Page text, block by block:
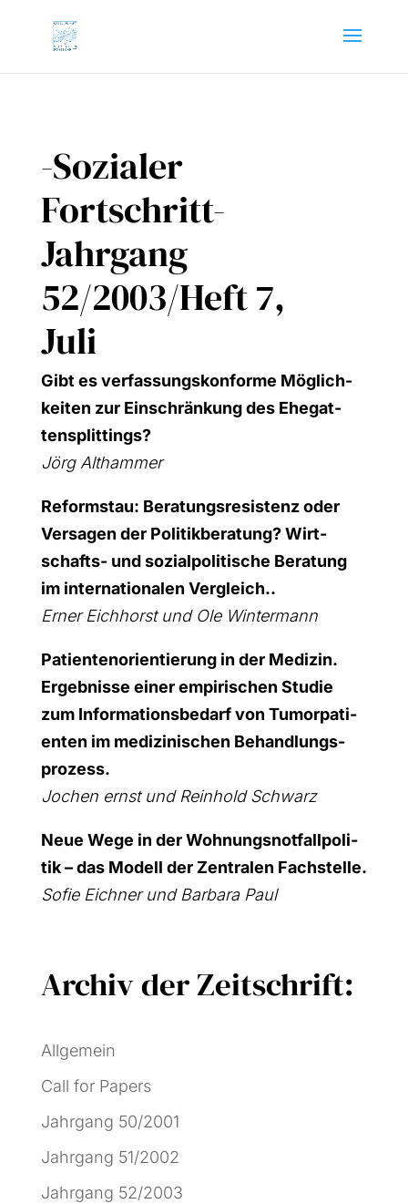
-Sozialer
Fortschritt-
Jahrgang
52/2003/Heft 7,
Juli
Gibt es ver­fas­sungs­kon­for­me Mög­lich­
kei­ten zur Ein­schrän­kung des Ehe­gat­
ten­split­tings?
Jörg Alt­ham­mer
Reform­stau: Bera­tungs­re­sis­tenz oder
Ver­sa­gen der Poli­tik­be­ra­tung? Wirt­
schafts- und sozi­al­po­li­ti­sche Bera­tung
im inter­na­tio­na­len Ver­gleich..
Erner Eich­horst und Ole Win­ter­mann
Pati­en­ten­ori­en­tie­rung in der Medi­zin.
Ergeb­nis­se einer empi­ri­schen Stu­die
zum Infor­ma­ti­ons­be­darf von Tumor­pa­ti­
en­ten im medi­zi­ni­schen Behand­lungs­
pro­zess.
Jochen ernst und Rein­hold Schwarz
Neue Wege in der Woh­nungs­not­fall­po­li­
tik – das Modell der Zen­tra­len Fach­stel­le.
Sofie Eich­ner und Bar­ba­ra Paul
Archiv der Zeitschrift:
Allgemein
Call for Papers
Jahrgang 50/2001
Jahrgang 51/2002
Jahrgang 52/2003